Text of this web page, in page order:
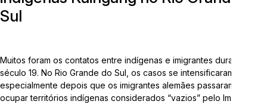
Sul
Muitos foram os contatos entre indígenas e imigrantes durante o
século 19. No Rio Grande do Sul, os casos se intensificaram
especialmente depois que os imigrantes alemães passaram a
ocupar territórios indígenas considerados “vazios” pelo Império